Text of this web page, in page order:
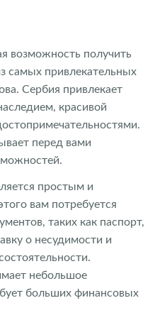
возможность получить
самых привлекательных
Сербия привлекает
красивой
перед вами
простым и
вам потребуется
таких как паспорт,
о несудимости и
небольшое
больших финансовых